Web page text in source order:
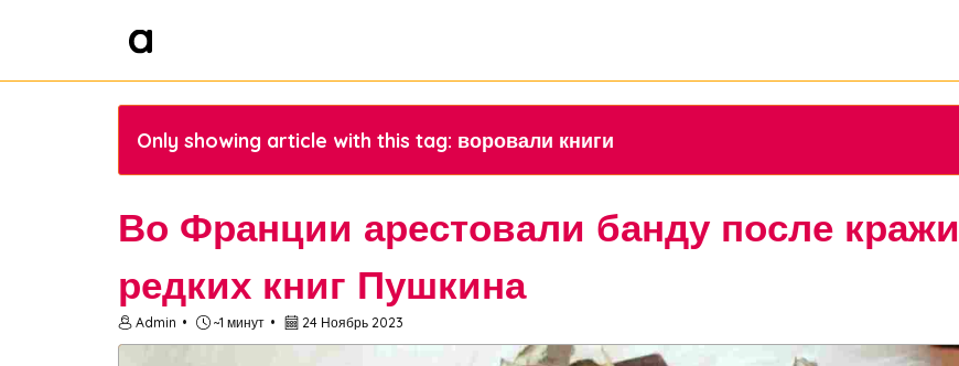
Only showing article with this tag: воровали книги
Во Франции арестовали банду после кражи
редких книг Пушкина
Admin ~1 минут 24 Ноябрь 2023